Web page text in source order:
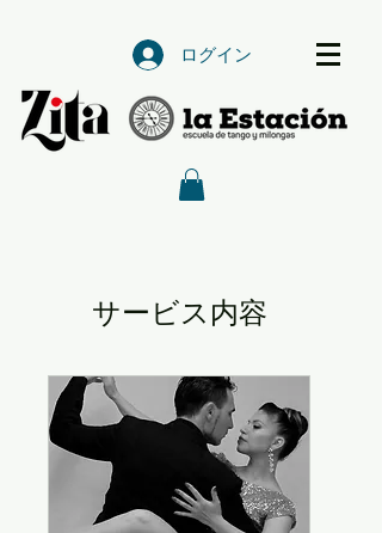
ログイン
サービス内容